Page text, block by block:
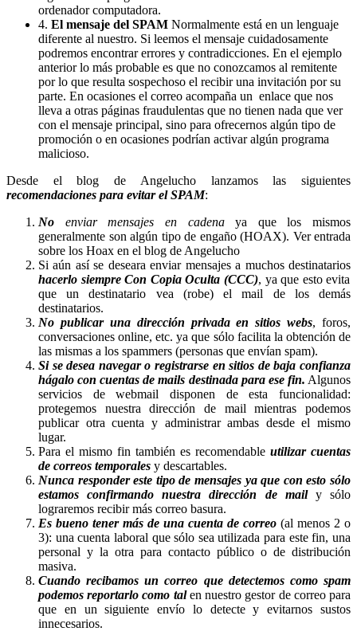
ordenador computadora.
4. El mensaje del SPAM Normalmente está en un lenguaje
diferente al nuestro. Si leemos el mensaje cuidadosamente
podremos encontrar errores y contradicciones. En el ejemplo
anterior lo más probable es que no conozcamos al remitente
por lo que resulta sospechoso el recibir una invitación por su
parte. En ocasiones el correo acompaña un enlace que nos
lleva a otras páginas fraudulentas que no tienen nada que ver
con el mensaje principal, sino para ofrecernos algún tipo de
promoción o en ocasiones podrían activar algún programa
malicioso.
Desde el blog de Angelucho lanzamos las siguientes
recomendaciones para evitar el SPAM:
No enviar mensajes en cadenaya que los mismos
generalmente son algún tipo de engaño (HOAX). Ver entrada
sobre los Hoax en el blog de Angelucho
Si aún así se deseara enviar mensajes a muchos destinatarios
hacerlo siempre Con Copia Oculta (CCC), ya que esto evita
que un destinatario vea (robe) el mail de los demás
destinatarios.
No publicar una dirección privada en sitios webs, foros,
conversaciones online, etc. ya que sólo facilita la obtención de
las mismas a los spammers (personas que envían spam).
Si se desea navegar o registrarse en sitios de baja confianza
hágalo con cuentas de mails destinada para ese fin. Algunos
servicios de webmail disponen de esta funcionalidad:
protegemos nuestra dirección de mail mientras podemos
publicar otra cuenta y administrar ambas desde el mismo
lugar.
Para el mismo fin también es recomendable utilizar cuentas
de correos temporales y descartables.
Nunca responder este tipo de mensajes ya que con esto sólo
estamos confirmando nuestra dirección de maily sólo
lograremos recibir más correo basura.
Es bueno tener más de una cuenta de correo (al menos 2 o
3): una cuenta laboral que sólo sea utilizada para este fin, una
personal y la otra para contacto público o de distribución
masiva.
Cuando recibamos un correo que detectemos como spam
podemos reportarlo como tal en nuestro gestor de correo para
que en un siguiente envío lo detecte y evitarnos sustos
innecesarios.